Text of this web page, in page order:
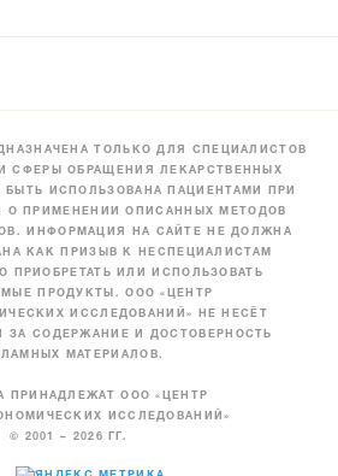
ТОЛЬКО ДЛЯ СПЕЦИАЛИСТОВ
СФЕРЫ ОБРАЩЕНИЯ ЛЕКАРСТВЕННЫХ
ИСПОЛЬЗОВАНА ПАЦИЕНТАМИ ПРИ
О ПРИМЕНЕНИИ ОПИСАННЫХ МЕТОДОВ
ИНФОРМАЦИЯ НА САЙТЕ НЕ ДОЛЖНА
КАК ПРИЗЫВ К НЕСПЕЦИАЛИСТАМ
ПРИОБРЕТАТЬ ИЛИ ИСПОЛЬЗОВАТЬ
ПРОДУКТЫ. ООО «ЦЕНТР
ИССЛЕДОВАНИЙ» НЕ НЕСЁТ
ЗА СОДЕРЖАНИЕ И ДОСТОВЕРНОСТЬ
МАТЕРИАЛОВ.
ПРИНАДЛЕЖАТ ООО «ЦЕНТР
ИССЛЕДОВАНИЙ»
© 2001 – 2026 ГГ.